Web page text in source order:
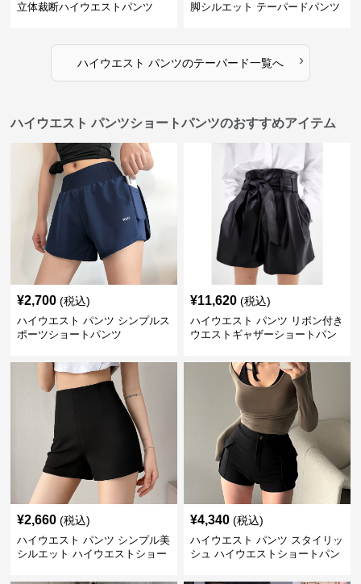
立体裁断ハイウエストパンツ
脚シルエット テーパードパンツ
ハイウエスト パンツのテーパード一覧へ ›
ハイウエスト パンツショートパンツのおすすめアイテム
¥2,700 (税込)
ハイウエスト パンツ シンプルス
ポーツショートパンツ
¥11,620 (税込)
ハイウエスト パンツ リボン付き
ウエストギャザーショートパン
¥2,660 (税込)
ハイウエスト パンツ シンプル美
シルエット ハイウエストショー
¥4,340 (税込)
ハイウエスト パンツ スタイリッ
シュ ハイウエストショートパン